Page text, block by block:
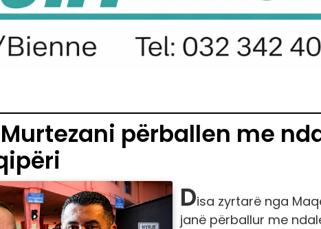
përballen me
Disa zyrtarë nga
janë përballur me